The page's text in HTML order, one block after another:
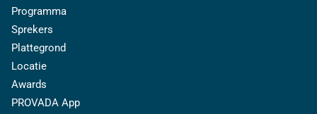
Programma
Sprekers
Plattegrond
Locatie
Awards
PROVADA App